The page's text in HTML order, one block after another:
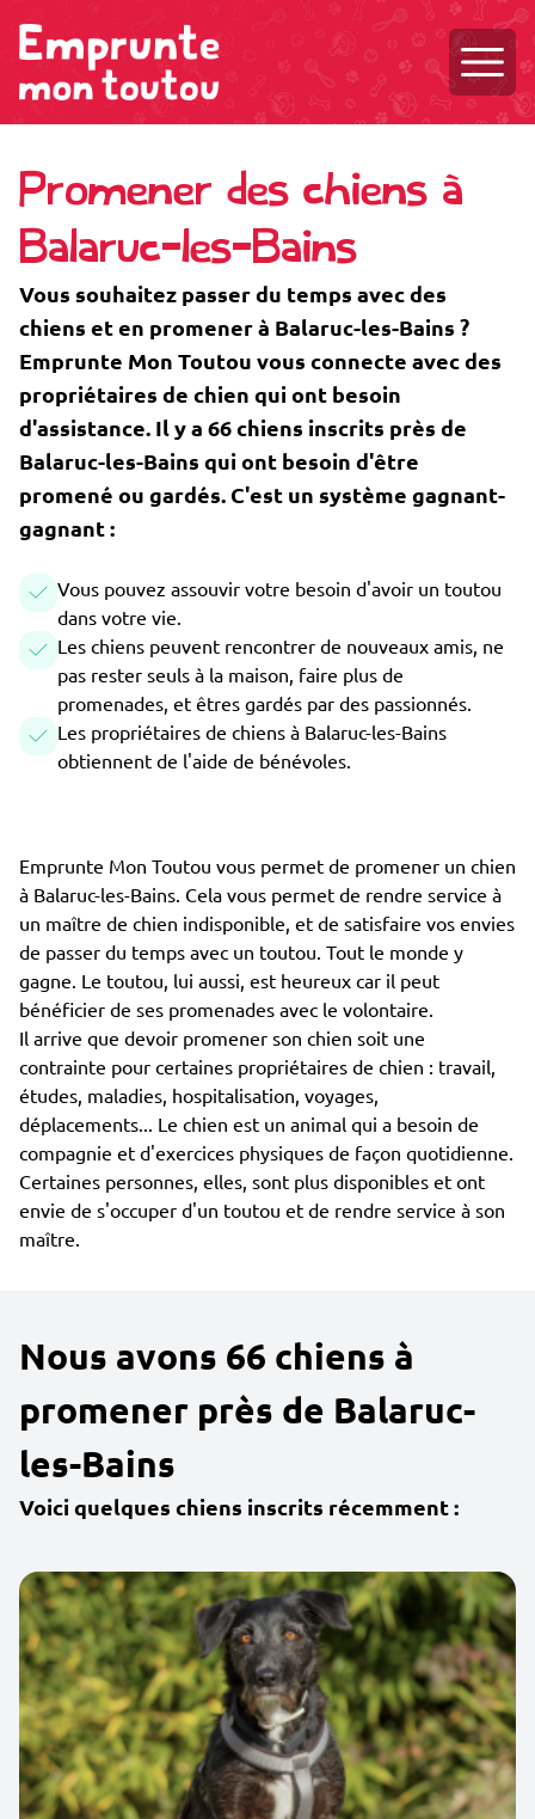
Promener des chiens à
Balaruc-les-Bains
Vous souhaitez passer du temps avec des
chiens et en promener à Balaruc-les-Bains ?
Emprunte Mon Toutou vous connecte avec des
propriétaires de chien qui ont besoin
d'assistance. Il y a 66 chiens inscrits près de
Balaruc-les-Bains qui ont besoin d'être
promené ou gardés. C'est un système gagnant-
gagnant :
Vous pouvez assouvir votre besoin d'avoir un toutou
dans votre vie.
Les chiens peuvent rencontrer de nouveaux amis, ne
pas rester seuls à la maison, faire plus de
promenades, et êtres gardés par des passionnés.
Les propriétaires de chiens à Balaruc-les-Bains
obtiennent de l'aide de bénévoles.
Emprunte Mon Toutou vous permet de promener un chien
à Balaruc-les-Bains. Cela vous permet de rendre service à
un maître de chien indisponible, et de satisfaire vos envies
de passer du temps avec un toutou. Tout le monde y
gagne. Le toutou, lui aussi, est heureux car il peut
bénéficier de ses promenades avec le volontaire.
Il arrive que devoir promener son chien soit une
contrainte pour certaines propriétaires de chien : travail,
études, maladies, hospitalisation, voyages,
déplacements... Le chien est un animal qui a besoin de
compagnie et d'exercices physiques de façon quotidienne.
Certaines personnes, elles, sont plus disponibles et ont
envie de s'occuper d'un toutou et de rendre service à son
maître.
Nous avons 66 chiens à
promener près de Balaruc-
les-Bains
Voici quelques chiens inscrits récemment :